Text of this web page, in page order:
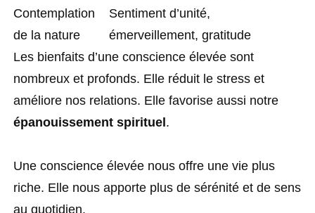
Contemplation
de la nature
Sentiment d’unité,
émerveillement, gratitude
Les bienfaits d’une conscience élevée sont
nombreux et profonds. Elle réduit le stress et
améliore nos relations. Elle favorise aussi notre
épanouissement spirituel .
Une conscience élevée nous offre une vie plus
riche. Elle nous apporte plus de sérénité et de sens
au quotidien.